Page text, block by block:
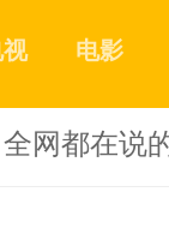
电影
全网都在说